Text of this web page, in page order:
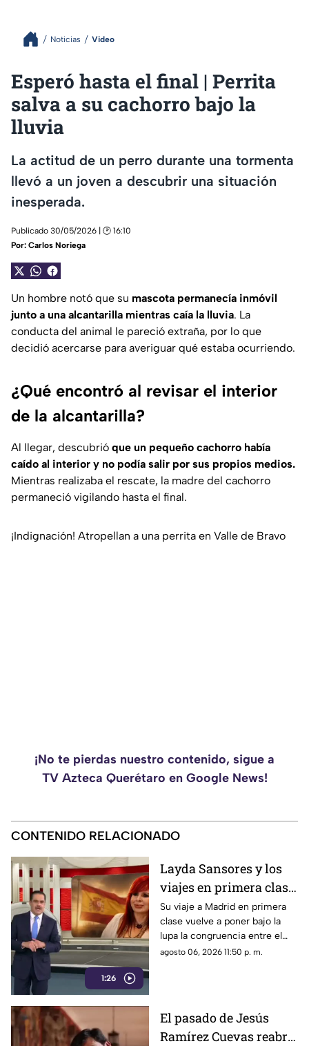
Noticias Video
Esperó hasta el final | Perrita
salva a su cachorro bajo la
lluvia
La actitud de un perro durante una tormenta
llevó a un joven a descubrir una situación
inesperada.
Publicado 30/05/2026 | 🕑 16:10
Por: Carlos Noriega
Un hombre notó que su mascota permanecía inmóvil
junto a una alcantarilla mientras caía la lluvia. La
conducta del animal le pareció extraña, por lo que
decidió acercarse para averiguar qué estaba ocurriendo.
¿Qué encontró al revisar el interior
de la alcantarilla?
Al llegar, descubrió que un pequeño cachorro había
caído al interior y no podía salir por sus propios medios.
Mientras realizaba el rescate, la madre del cachorro
permaneció vigilando hasta el final.
¡Indignación! Atropellan a una perrita en Valle de Bravo
¡No te pierdas nuestro contenido, sigue a
TV Azteca Querétaro en Google News!
CONTENIDO RELACIONADO
1:26
Layda Sansores y los
viajes en primera clase
que reavivan el debate
sobre la austeridad
Su viaje a Madrid en primera
clase vuelve a poner bajo la
lupa la congruencia entre el
discurso de austeridad
agosto 06, 2026 11:50 p. m.
El pasado de Jesús
Ramírez Cuevas reabre